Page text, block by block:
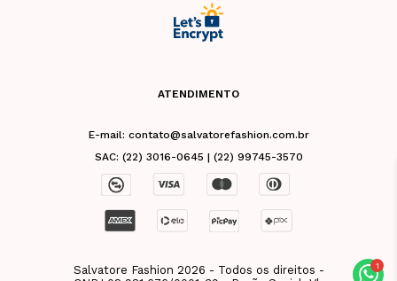
ATENDIMENTO
E-mail: contato@salvatorefashion.com.br
SAC: (22) 3016-0645 | (22) 99745-3570
Salvatore Fashion 2026 - Todos os direitos -